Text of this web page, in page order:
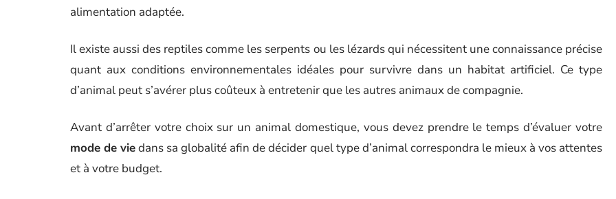
alimentation adaptée.
Il existe aussi des reptiles comme les serpents ou les lézards qui nécessitent une connaissance précise
quant aux conditions environnementales idéales pour survivre dans un habitat artificiel. Ce type
d’animal peut s’avérer plus coûteux à entretenir que les autres animaux de compagnie.
Avant d’arrêter votre choix sur un animal domestique, vous devez prendre le temps d’évaluer votre
mode de viedans sa globalité afin de décider quel type d’animal correspondra le mieux à vos attentes
et à votre budget.